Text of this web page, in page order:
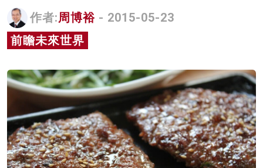
灼見活動
關於我們
作者:周博裕 - 2015-05-23
前瞻未來世界